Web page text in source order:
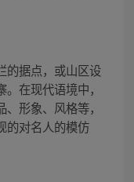
的据点，或山区设
在现代语境中，
形象、风格等，
的对名人的模仿